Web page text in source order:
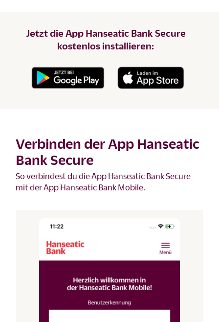
Jetzt die App Hanseatic Bank Secure
kostenlos installieren:
Verbinden der App Hanseatic
Bank Secure
So verbindest du die App Hanseatic Bank Secure
mit der App Hanseatic Bank Mobile.